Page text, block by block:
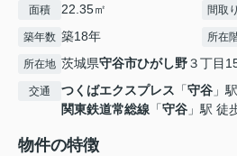
面積 22.35㎡ 間取り
築年数 築18年 所在
所在地 茨城県守谷市ひがし野３丁目
交通 つくばエクスプレス 「守谷 」
関東鉄道常総線 「守谷 」駅 徒
物件の特徴